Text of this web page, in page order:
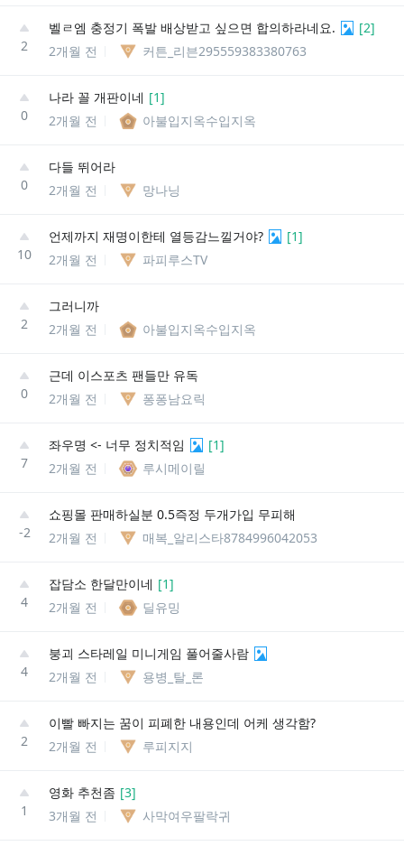
2
벨ㄹ엠 충정기 폭발 배상받고 싶으면 합의하라네요. [2]
2개월 전
커튼_리븐295559383380763
0
나라 꼴 개판이네 [1]
2개월 전
아불입지옥수입지옥
0
다들 뛰어라
2개월 전
망나닝
10
언제까지 재명이한테 열등감느낄거야? [1]
2개월 전
파피루스TV
2
그러니까
2개월 전
아불입지옥수입지옥
0
근데 이스포츠 팬들만 유독
2개월 전
퐁퐁남요릭
7
좌우명 <- 너무 정치적임 [1]
2개월 전
루시메이릴
-2
쇼핑몰 판매하실분 0.5즉정 두개가입 무피해
2개월 전
매복_알리스타8784996042053
4
잡담소 한달만이네 [1]
2개월 전
딜유밍
4
붕괴 스타레일 미니게임 풀어줄사람
2개월 전
용병_탈_론
2
이빨 빠지는 꿈이 피폐한 내용인데 어케 생각함?
2개월 전
루피지지
1
영화 추천좀 [3]
3개월 전
사막여우팔락귀